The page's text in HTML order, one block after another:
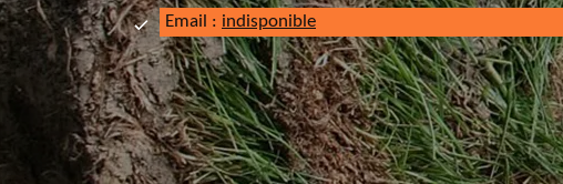
Email : indisponible